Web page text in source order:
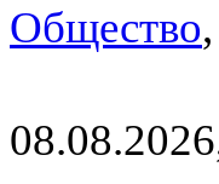
Общество,